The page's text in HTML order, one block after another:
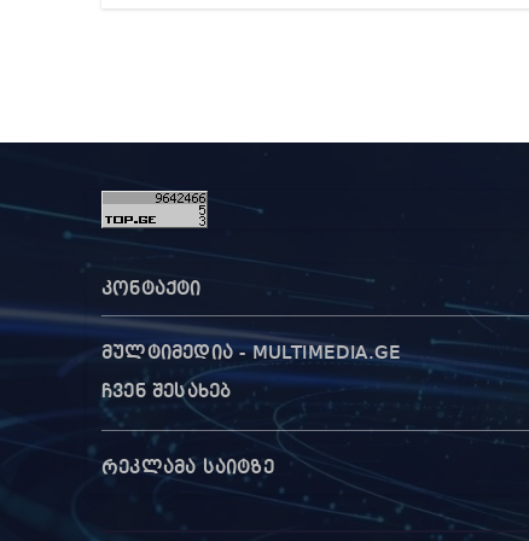
კონტაქტი
მულტიმედია - MULTIMEDIA.GE
ჩვენ შესახებ
რეკლამა საიტზე